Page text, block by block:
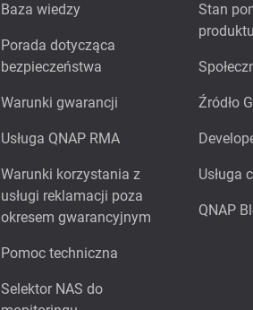
Baza wiedzy
Porada dotycząca
bezpieczeństwa
Warunki gwarancji
Usługa QNAP RMA
Warunki korzystania z
usługi reklamacji poza
okresem gwarancyjnym
Pomoc techniczna
Selektor NAS do
Stan
produktu
Źródło
Usługa
QNAP